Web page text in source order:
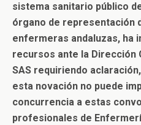
sistema sanitario público
órgano de representación
enfermeras andaluzas, ha
recursos ante la Dirección
SAS requiriendo
esta novación no puede
concurrencia a estas
profesionales de